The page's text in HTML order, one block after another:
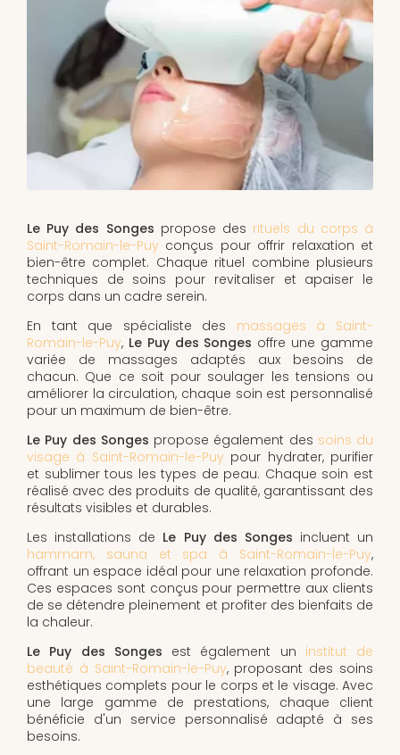
Le Puy des Songes propose des rituels du corps à
Saint-Romain-le-Puy conçus pour offrir relaxation et
bien-être complet. Chaque rituel combine plusieurs
techniques de soins pour revitaliser et apaiser le
corps dans un cadre serein.
En tant que spécialiste des massages à Saint-
Romain-le-Puy, Le Puy des Songes offre une gamme
variée de massages adaptés aux besoins de
chacun. Que ce soit pour soulager les tensions ou
améliorer la circulation, chaque soin est personnalisé
pour un maximum de bien-être.
Le Puy des Songes propose également des soins du
visage à Saint-Romain-le-Puypour hydrater, purifier
et sublimer tous les types de peau. Chaque soin est
réalisé avec des produits de qualité, garantissant des
résultats visibles et durables.
Les installations de Le Puy des Songes incluent un
hammam, sauna et spa à Saint-Romain-le-Puy,
offrant un espace idéal pour une relaxation profonde.
Ces espaces sont conçus pour permettre aux clients
de se détendre pleinement et profiter des bienfaits de
la chaleur.
Le Puy des Songes est également un institut de
beauté à Saint-Romain-le-Puy, proposant des soins
esthétiques complets pour le corps et le visage. Avec
une large gamme de prestations, chaque client
bénéficie d'un service personnalisé adapté à ses
besoins.